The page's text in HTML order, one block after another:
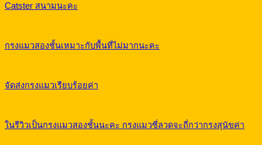
Catster สนามนะคะ
กรงแมวสองชั้นเหมาะกับพื้นที่ไม่มากนะคะ
จัดส่งกรงแมวเรียบร้อยค่า
ในรีวิวเป็นกรงแมวสองชั้นนะคะ กรงแมวซี่ลวดจะถี่กว่ากรงสุนัขค่า